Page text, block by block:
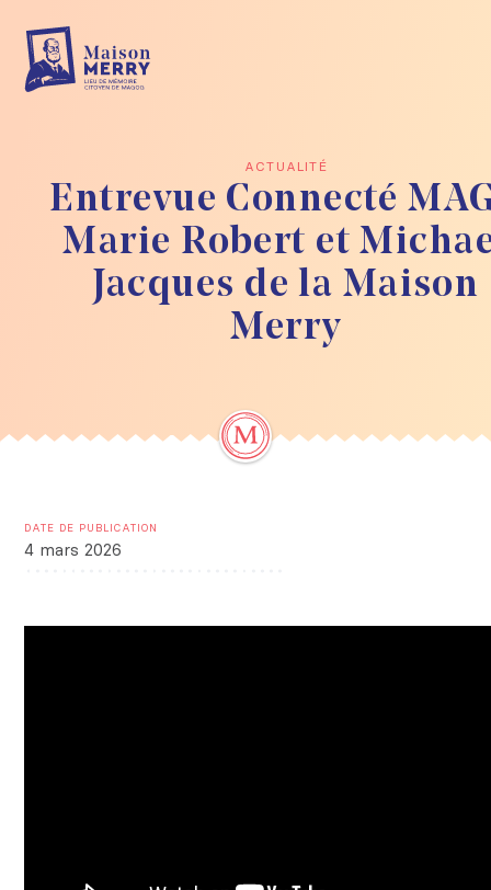
ACTUALITÉ
Entrevue Connecté
Marie Robert et
Jacques de la Maison
Merry
DATE DE PUBLICATION
4 mars 2026